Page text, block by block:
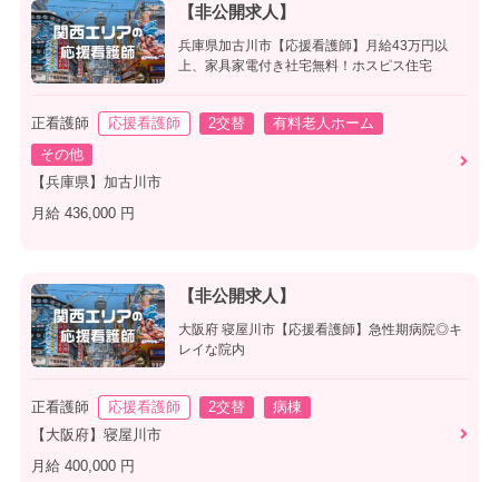
【非公開求人】
兵庫県加古川市【応援看護師】月給43万円以
上、家具家電付き社宅無料！ホスピス住宅
正看護師 応援看護師 2交替
有料老人ホーム
その他
【兵庫県】加古川市
月給 436,000 円
【非公開求人】
大阪府 寝屋川市【応援看護師】急性期病院◎キ
レイな院内
正看護師 応援看護師 2交替
病棟
【大阪府】寝屋川市
月給 400,000 円